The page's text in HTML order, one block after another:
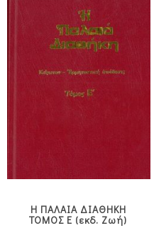
Η ΠΑΛΑΙΑ ΔΙΑΘΗΚΗ
ΤΟΜΟΣ Ε (εκδ. Ζωή)